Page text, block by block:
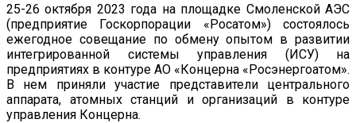
25-26 октября 2023 года на площадке Смоленской АЭС
(предприятие Госкорпорации «Росатом») состоялось
ежегодное совещание по обмену опытом в развитии
интегрированной системы управления (ИСУ) на
предприятиях в контуре АО «Концерна «Росэнергоатом».
В нем приняли участие представители центрального
аппарата, атомных станций и организаций в контуре
управления Концерна.